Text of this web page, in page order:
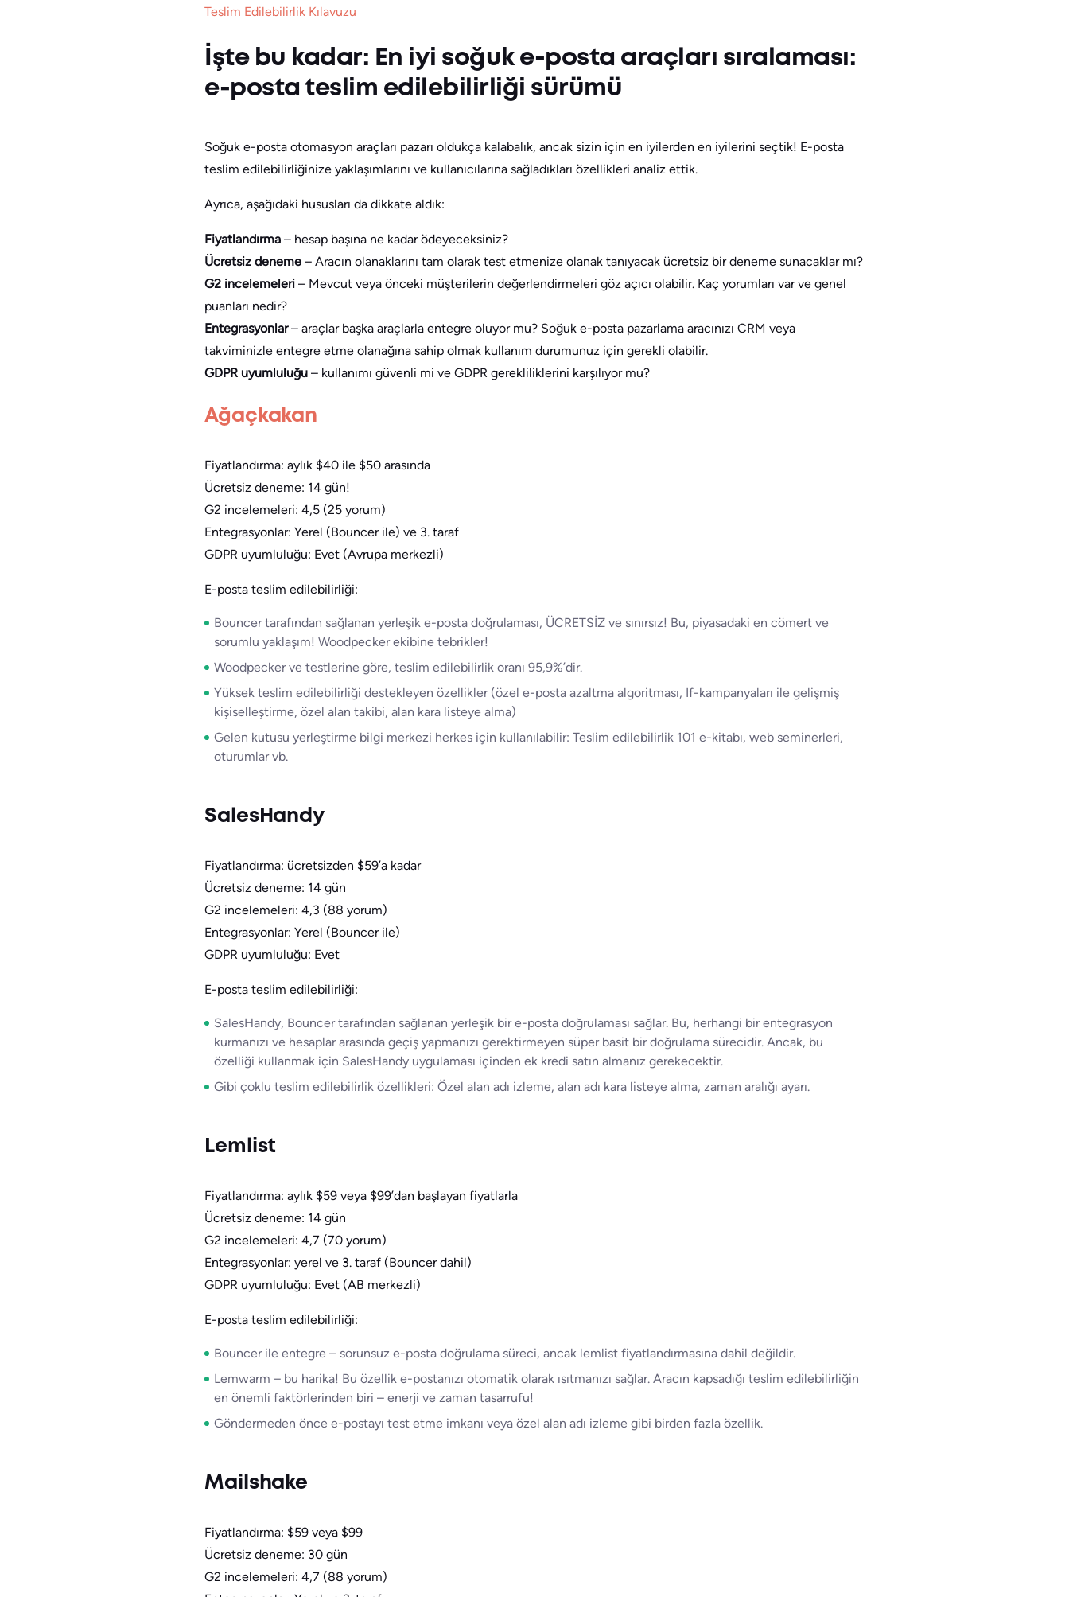
Teslim Edilebilirlik Kılavuzu
İşte bu kadar: En iyi soğuk e-posta araçları sıralaması:
e-posta teslim edilebilirliği sürümü
Soğuk e-posta otomasyon araçları pazarı oldukça kalabalık, ancak sizin için en iyilerden en iyilerini seçtik! E-posta
teslim edilebilirliğinize yaklaşımlarını ve kullanıcılarına sağladıkları özellikleri analiz ettik.
Ayrıca, aşağıdaki hususları da dikkate aldık:
Fiyatlandırma – hesap başına ne kadar ödeyeceksiniz?
Ücretsiz deneme – Aracın olanaklarını tam olarak test etmenize olanak tanıyacak ücretsiz bir deneme sunacaklar mı?
G2 incelemeleri – Mevcut veya önceki müşterilerin değerlendirmeleri göz açıcı olabilir. Kaç yorumları var ve genel
puanları nedir?
Entegrasyonlar– araçlar başka araçlarla entegre oluyor mu? Soğuk e-posta pazarlama aracınızı CRM veya
takviminizle entegre etme olanağına sahip olmak kullanım durumunuz için gerekli olabilir.
GDPR uyumluluğu – kullanımı güvenli mi ve GDPR gerekliliklerini karşılıyor mu?
Ağaçkakan
Fiyatlandırma: aylık $40 ile $50 arasında
Ücretsiz deneme: 14 gün!
G2 incelemeleri: 4,5 (25 yorum)
Entegrasyonlar: Yerel (Bouncer ile) ve 3. taraf
GDPR uyumluluğu: Evet (Avrupa merkezli)
E-posta teslim edilebilirliği:
Bouncer tarafından sağlanan yerleşik e-posta doğrulaması, ÜCRETSİZ ve sınırsız! Bu, piyasadaki en cömert ve
sorumlu yaklaşım! Woodpecker ekibine tebrikler!
Woodpecker ve testlerine göre, teslim edilebilirlik oranı 95,9%’dir.
Yüksek teslim edilebilirliği destekleyen özellikler (özel e-posta azaltma algoritması, If-kampanyaları ile gelişmiş
kişiselleştirme, özel alan takibi, alan kara listeye alma)
Gelen kutusu yerleştirme bilgi merkezi herkes için kullanılabilir: Teslim edilebilirlik 101 e-kitabı, web seminerleri,
oturumlar vb.
SalesHandy
Fiyatlandırma: ücretsizden $59’a kadar
Ücretsiz deneme: 14 gün
G2 incelemeleri: 4,3 (88 yorum)
Entegrasyonlar: Yerel (Bouncer ile)
GDPR uyumluluğu: Evet
E-posta teslim edilebilirliği:
SalesHandy, Bouncer tarafından sağlanan yerleşik bir e-posta doğrulaması sağlar. Bu, herhangi bir entegrasyon
kurmanızı ve hesaplar arasında geçiş yapmanızı gerektirmeyen süper basit bir doğrulama sürecidir. Ancak, bu
özelliği kullanmak için SalesHandy uygulaması içinden ek kredi satın almanız gerekecektir.
Gibi çoklu teslim edilebilirlik özellikleri: Özel alan adı izleme, alan adı kara listeye alma, zaman aralığı ayarı.
Lemlist
Fiyatlandırma: aylık $59 veya $99’dan başlayan fiyatlarla
Ücretsiz deneme: 14 gün
G2 incelemeleri: 4,7 (70 yorum)
Entegrasyonlar: yerel ve 3. taraf (Bouncer dahil)
GDPR uyumluluğu: Evet (AB merkezli)
E-posta teslim edilebilirliği:
Bouncer ile entegre – sorunsuz e-posta doğrulama süreci, ancak lemlist fiyatlandırmasına dahil değildir.
Lemwarm – bu harika! Bu özellik e-postanızı otomatik olarak ısıtmanızı sağlar. Aracın kapsadığı teslim edilebilirliğin
en önemli faktörlerinden biri – enerji ve zaman tasarrufu!
Göndermeden önce e-postayı test etme imkanı veya özel alan adı izleme gibi birden fazla özellik.
Mailshake
Fiyatlandırma: $59 veya $99
Ücretsiz deneme: 30 gün
G2 incelemeleri: 4,7 (88 yorum)